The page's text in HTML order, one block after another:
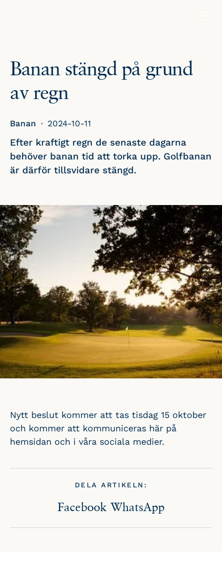
Banan stängd på grund
av regn
Banan 2024-10-11
Efter kraftigt regn de senaste dagarna
behöver banan tid att torka upp. Golfbanan
är därför tillsvidare stängd.
Nytt beslut kommer att tas tisdag 15 oktober
och kommer att kommuniceras här på
hemsidan och i våra sociala medier.
DELA ARTIKELN:
Facebook WhatsApp